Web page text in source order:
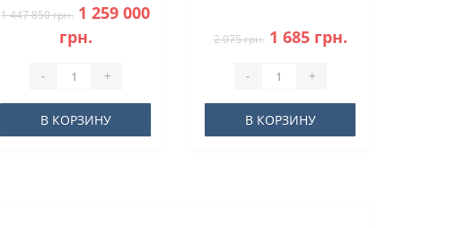
1 447 850 грн. 1 259 000
грн.
- +
В КОРЗИНУ
2 075 грн. 1 685 грн.
- +
В КОРЗИНУ